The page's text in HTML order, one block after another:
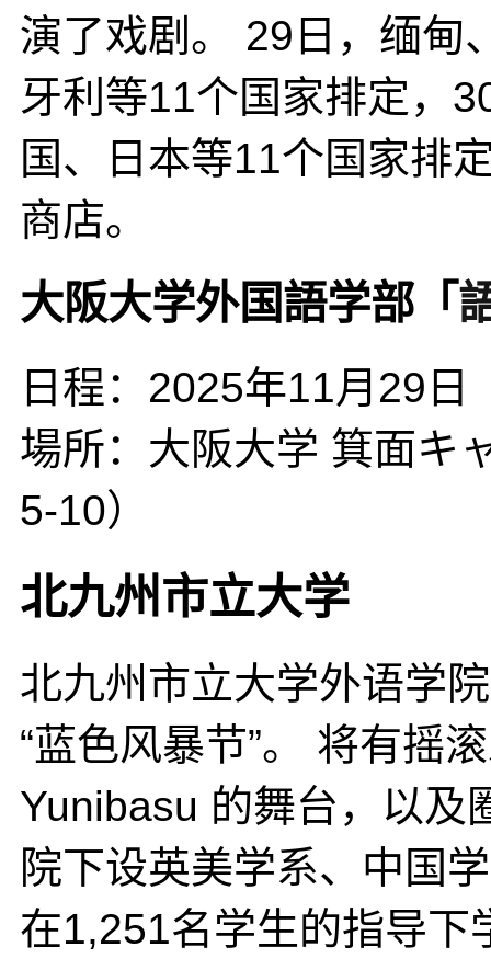
演了戏剧。 29日，缅甸
牙利等11个国家排定，
国、日本等11个国家排
商店。
大阪大学外国語学部「
日程：2025年11月29日
場所：大阪大学 箕面キ
5-10）
北九州市立大学
北九州市立大学外语学
“蓝色风暴节”。 将有摇
Yunibasu 的舞台，以及
院下设英美学系、中国
在1,251名学生的指导下